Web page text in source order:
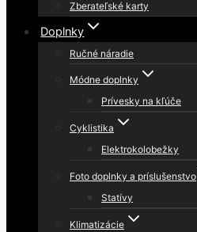
Zberateľské karty
Doplnky
Ručné náradie
Módne doplnky
Prívesky na kľúče
Cyklistika
Elektrokolobežky
Foto doplnky a príslušenstvo
Statívy
Klimatizácie